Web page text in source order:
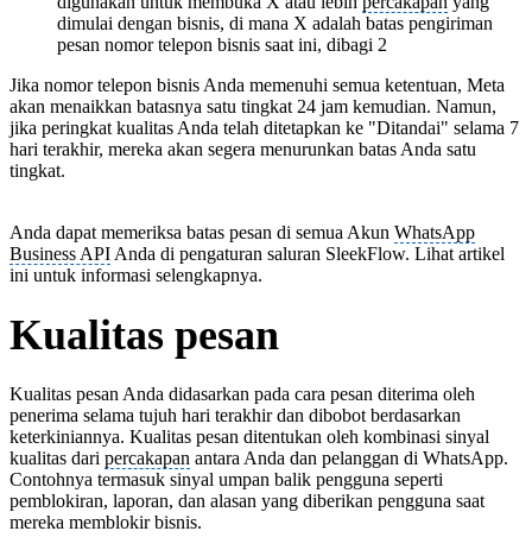
dimulai dengan bisnis, di mana X adalah batas pengiriman
pesan nomor telepon bisnis saat ini, dibagi 2
Jika nomor telepon bisnis Anda memenuhi semua ketentuan, Meta
akan menaikkan batasnya satu tingkat 24 jam kemudian. Namun,
jika peringkat kualitas Anda telah ditetapkan ke "Ditandai" selama 7
hari terakhir, mereka akan segera menurunkan batas Anda satu
tingkat.
Anda dapat memeriksa batas pesan di semua Akun WhatsApp
Business API Anda di pengaturan saluran SleekFlow. Lihat artikel
ini untuk informasi selengkapnya.
Kualitas pesan
Kualitas pesan Anda didasarkan pada cara pesan diterima oleh
penerima selama tujuh hari terakhir dan dibobot berdasarkan
keterkiniannya. Kualitas pesan ditentukan oleh kombinasi sinyal
kualitas dari percakapan antara Anda dan pelanggan di WhatsApp.
Contohnya termasuk sinyal umpan balik pengguna seperti
pemblokiran, laporan, dan alasan yang diberikan pengguna saat
mereka memblokir bisnis.